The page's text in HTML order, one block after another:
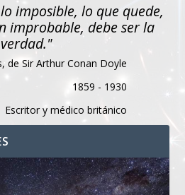
imposible, lo que quede,
improbable, debe ser la
verdad."
de Sir Arthur Conan Doyle
1859 - 1930
Escritor y médico británico